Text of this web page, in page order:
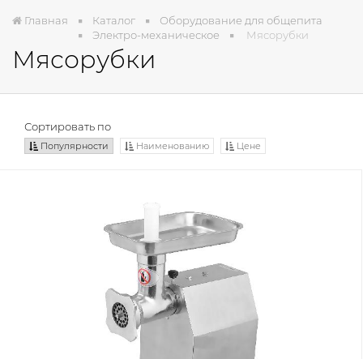
Главная Каталог
Оборудование для общепита
Электро-механическое
Мясорубки
Мясорубки
Сортировать по
Популярности Наименованию Цене